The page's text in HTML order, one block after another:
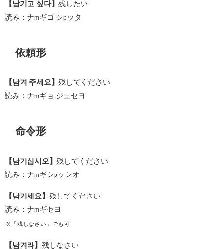
【남기고 싶다】 残したい
読み：ナmギゴ シpッタ
依頼形
【남겨 주세요】 残してください
読み：ナmギョ ジュセヨ
命令形
【남기십시오】 残してください
読み：ナmギシpッシオ
【남기세요】 残してください
読み：ナmギセヨ
※「残しなさい」でも可
【남겨라】 残しなさい